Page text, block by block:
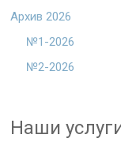
Архив 2026
№1-2026
№2-2026
Наши